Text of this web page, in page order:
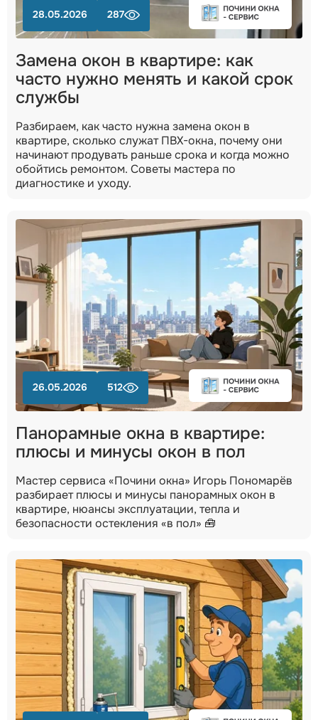
28.05.2026 287
Замена окон в квартире: как
часто нужно менять и какой срок
службы
Разбираем, как часто нужна замена окон в
квартире, сколько служат ПВХ-окна, почему они
начинают продувать раньше срока и когда можно
обойтись ремонтом. Советы мастера по
диагностике и уходу.
26.05.2026 512
Панорамные окна в квартире:
плюсы и минусы окон в пол
Мастер сервиса «Почини окна» Игорь Пономарёв
разбирает плюсы и минусы панорамных окон в
квартире, нюансы эксплуатации, тепла и
безопасности остекления «в пол» 🧰